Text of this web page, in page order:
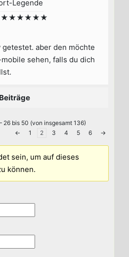
Legende
aber den möchte
sehen, falls du dich
Beiträge
26 bis 50 (von insgesamt 136)
←
1 2 3 4 5 6 →
sein, um auf dieses
können.